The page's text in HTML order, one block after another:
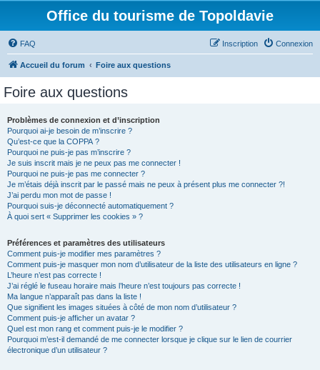
Office du tourisme de Topoldavie
FAQ Connexion
Inscription
Accueil du forum Foire aux questions
Foire aux questions
Problèmes de connexion et d’inscription
Pourquoi ai-je besoin de m’inscrire ?
Qu’est-ce que la COPPA ?
Pourquoi ne puis-je pas m’inscrire ?
Je suis inscrit mais je ne peux pas me connecter !
Pourquoi ne puis-je pas me connecter ?
Je m’étais déjà inscrit par le passé mais ne peux à présent plus me connecter ?!
J’ai perdu mon mot de passe !
Pourquoi suis-je déconnecté automatiquement ?
À quoi sert « Supprimer les cookies » ?
Préférences et paramètres des utilisateurs
Comment puis-je modifier mes paramètres ?
Comment puis-je masquer mon nom d’utilisateur de la liste des utilisateurs en ligne ?
L’heure n’est pas correcte !
J’ai réglé le fuseau horaire mais l’heure n’est toujours pas correcte !
Ma langue n’apparaît pas dans la liste !
Que signifient les images situées à côté de mon nom d’utilisateur ?
Comment puis-je afficher un avatar ?
Quel est mon rang et comment puis-je le modifier ?
Pourquoi m’est-il demandé de me connecter lorsque je clique sur le lien de courrier
électronique d’un utilisateur ?